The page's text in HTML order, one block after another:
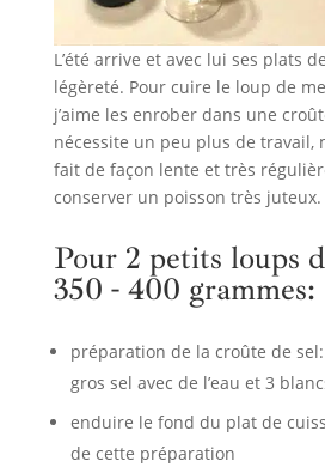
L’été arrive et avec lui ses plats
légèreté. Pour cuire le loup de
j’aime les enrober dans une
nécessite un peu plus de travail,
fait de façon lente et très
conserver un poisson très juteux.
Pour 2 petits loups
350 - 400 grammes:
préparation de la croûte de
gros sel avec de l’eau et 3
enduire le fond du plat de
de cette préparation